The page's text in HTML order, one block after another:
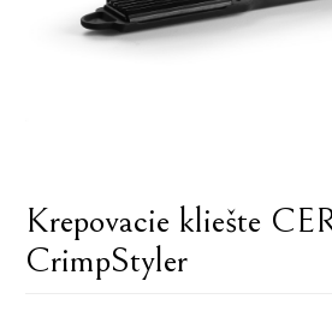
Krepovacie kliešte
CrimpStyler